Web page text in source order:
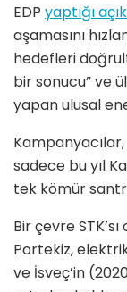
EDP yaptığı
aşamasını
hedefleri
bir sonucu” ve
yapan ulusal
sadece bu yıl
tek kömür
Bir çevre
Portekiz,
ve İsveç’in